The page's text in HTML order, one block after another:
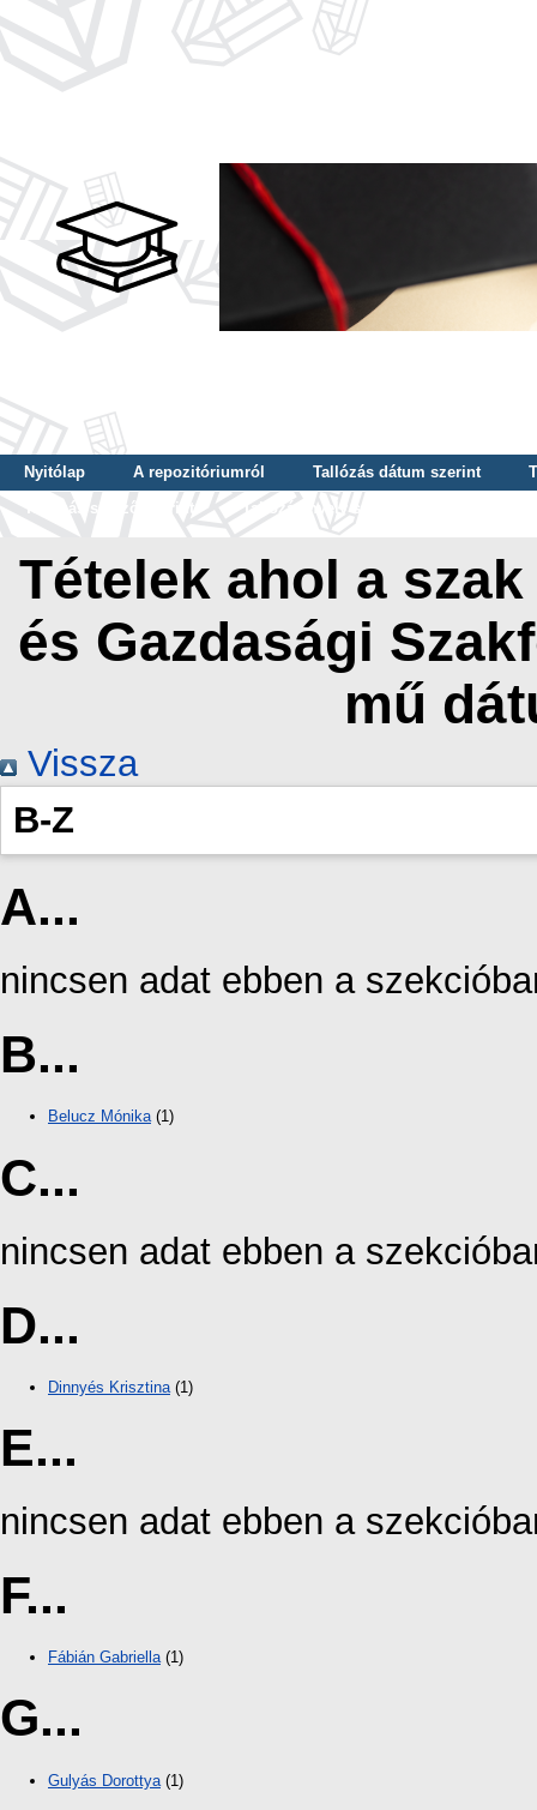
Nyitólap A repozitóriumról Tallózás dátum szerint
Tallózás szerző szerint
Tallózás nyelv szerint
Tételek ahol a
és Gazdasági
mű
Vissza
B-Z
A...
nincsen adat ebben a
B...
Belucz Mónika(1)
C...
nincsen adat ebben a
D...
Dinnyés Krisztina (1)
E...
nincsen adat ebben a
F...
Fábián Gabriella(1)
G...
Gulyás Dorottya (1)